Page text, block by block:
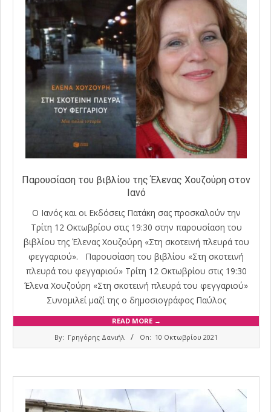
Παρουσίαση του βιβλίου της Έλενας Χουζούρη στον
Ιανό
Ο Ιανός και οι Εκδόσεις Πατάκη σας προσκαλούν την
Τρίτη 12 Οκτωβρίου στις 19:30 στην παρουσίαση του
βιβλίου της Έλενας Χουζούρη «Στη σκοτεινή πλευρά του
φεγγαριού». Παρουσίαση του βιβλίου «Στη σκοτεινή
πλευρά του φεγγαριού» Τρίτη 12 Οκτωβρίου στις 19:30
Έλενα Χουζούρη «Στη σκοτεινή πλευρά του φεγγαριού»
Συνομιλεί μαζί της ο δημοσιογράφος Παύλος
READ MORE →
By: Γρηγόρης Δανιήλ On: 10 Οκτωβρίου 2021